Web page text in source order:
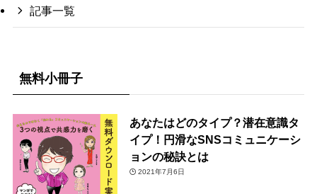
記事一覧
無料小冊子
あなたはどのタイプ？潜在意識タ
イプ！円滑なSNSコミュニケーシ
ョンの秘訣とは
2021年7月6日